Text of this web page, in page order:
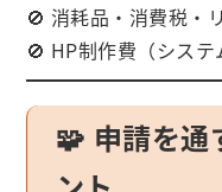
🚫 消耗品・消費税・
🚫 HP制作費（システ
🧩 申請を通